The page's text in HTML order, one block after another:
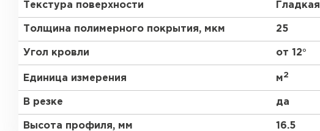
Текстура поверхности Гладкая
Толщина полимерного покрытия, мкм 25
Угол кровли от 12°
Единица измерения м2
В резке да
Высота профиля, мм 16.5